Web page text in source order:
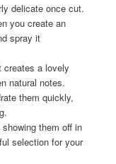
delicate once cut.
you create an
spray it
creates a lovely
natural notes.
them quickly,
them off in
selection for your